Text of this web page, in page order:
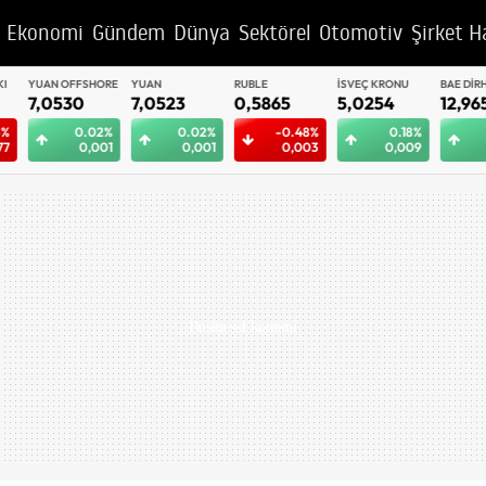
Ekonomi Gündem Dünya Sektörel Otomotiv Şirket
YUAN OFFSHORE
7,0530
0.02%
0,001
YUAN
7,0523
0.02%
0,001
RUBLE
0,5865
-0.48%
0,003
İSVEÇ KRONU
5,0254
0.18%
0,009
BAE DIRHEMI
12,9652